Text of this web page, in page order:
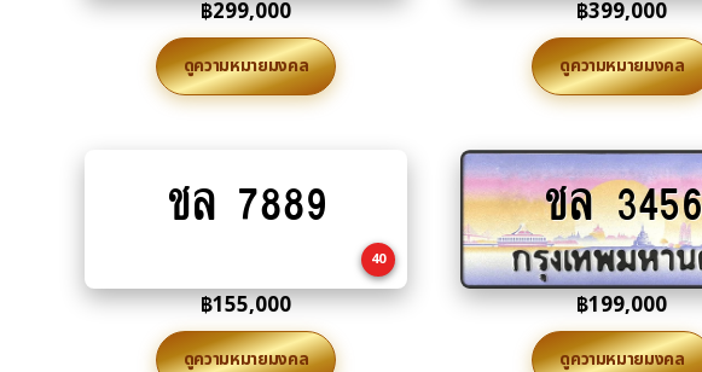
฿299,000
ดูความหมายมงคล
฿399,000
ดูความหมายมงคล
to
ชล 7889
40
฿155,000
ดูความหมายมงคล
Add
to
cart
ชล 3456
฿199,000
ดูความหมายมงคล